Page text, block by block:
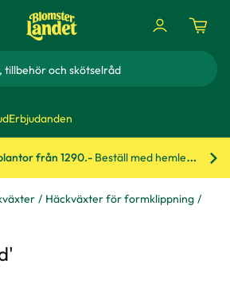
Erbjudanden
från 1290.- Beställ med hemleverans!
Häckväxter för formklippning